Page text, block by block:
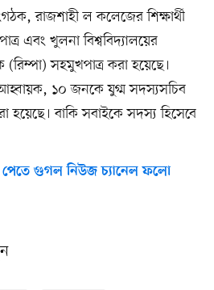
রাজশাহী ল কলেজের শিক্ষার্থী
এবং খুলনা বিশ্ববিদ্যালয়ের
(রিম্পা) সহমুখপাত্র করা হয়েছে।
১০ জনকে যুগ্ম সদস্যসচিব
বাকি সবাইকে সদস্য হিসেবে
গুগল নিউজ চ্যানেল ফলো